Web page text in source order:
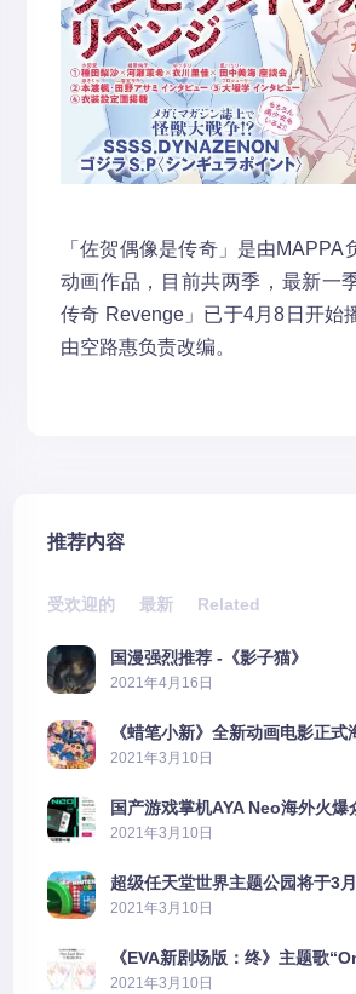
「佐贺偶像是传奇」是由MAPPA
动画作品，目前共两季，最新一
传奇 Revenge」已于4月8日开始
由空路惠负责改编。
推荐内容
受欢迎的 最新 Related
国漫强烈推荐 -《影子猫》
2021年4月16日
《蜡笔小新》全新动画电影正
2021年3月10日
国产游戏掌机AYA Neo海外火爆
2606%
2021年3月10日
超级任天堂世界主题公园将于3
2021年3月10日
《EVA新剧场版：终》主题歌
公布
2021年3月10日